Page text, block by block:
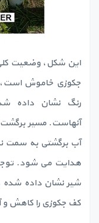
این شکل، وضعیت
رنگ نشان داده
آنهاست. مسیر
آب برگشتی به سمت
هدایت می شود.
شیر نشان داده شده
کف جکوزی را کاهش و